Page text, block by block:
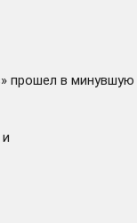
прошел в минувшую